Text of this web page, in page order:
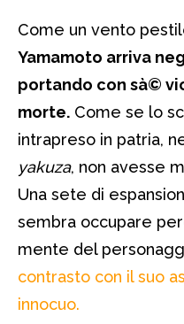
Come un vento
Yamamoto arriva
portando con sà©
morte. Come se lo
intrapreso in patria,
yakuza, non avesse
Una sete di
sembra occupare
mente del
contrasto con il suo
innocuo.